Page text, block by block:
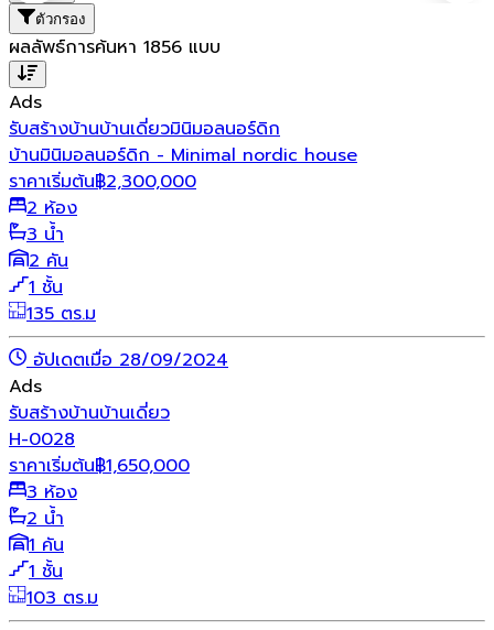
ตัวกรอง
ผลลัพธ์การค้นหา 1856 แบบ
Ads
รับสร้างบ้านบ้านเดี่ยวมินิมอลนอร์ดิก
บ้านมินิมอลนอร์ดิก - Minimal nordic house
ราคาเริ่มต้น฿2,300,000
2 ห้อง
3 น้ำ
2 คัน
1 ชั้น
135 ตร.ม
อัปเดตเมื่อ 28/09/2024
Ads
รับสร้างบ้านบ้านเดี่ยว
H-0028
ราคาเริ่มต้น฿1,650,000
3 ห้อง
2 น้ำ
1 คัน
1 ชั้น
103 ตร.ม